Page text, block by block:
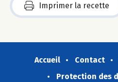
Imprimer la recette
Accueil Contact
Protection des